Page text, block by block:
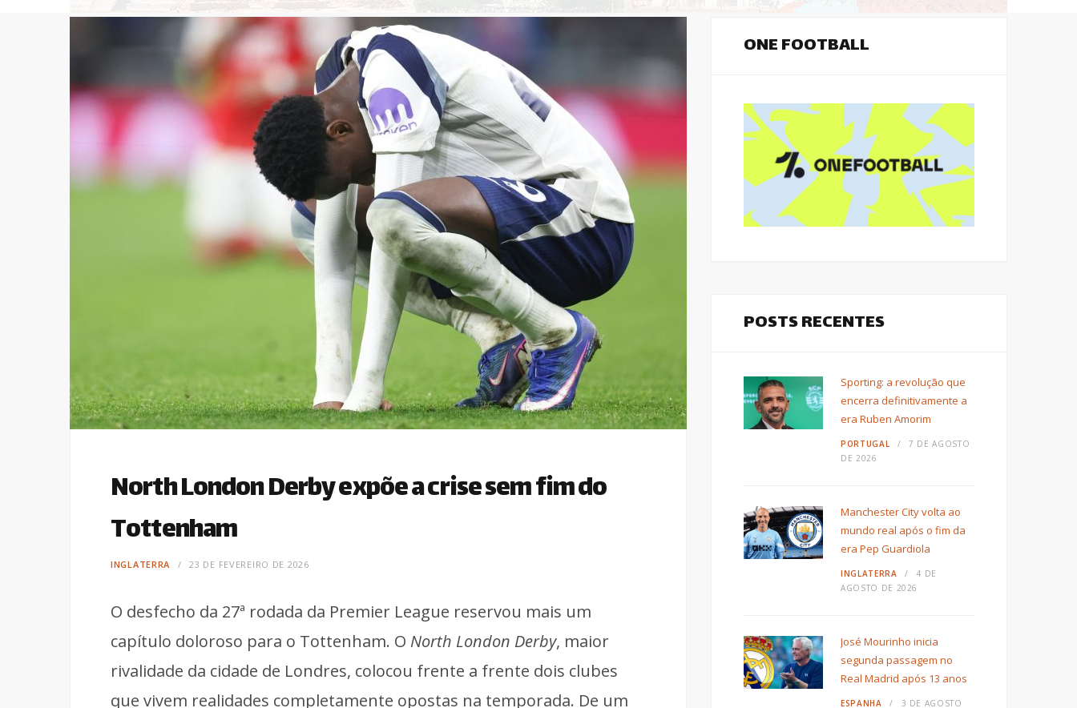
North London Derby expõe a crise sem fim do
Tottenham
INGLATERRA 23 DE FEVEREIRO DE 2026
O desfecho da 27ª rodada da Premier League reservou mais um
capítulo doloroso para o Tottenham. O North London Derby, maior
rivalidade da cidade de Londres, colocou frente a frente dois clubes
que vivem realidades completamente opostas na temporada. De um
ONE FOOTBALL
POSTS RECENTES
Sporting: a revolução que
encerra definitivamente a
era Ruben Amorim
PORTUGAL
7 DE AGOSTO
DE 2026
Manchester City volta ao
mundo real após o fim da
era Pep Guardiola
INGLATERRA
4 DE
AGOSTO DE 2026
José Mourinho inicia
segunda passagem no
Real Madrid após 13 anos
ESPANHA
3 DE AGOSTO